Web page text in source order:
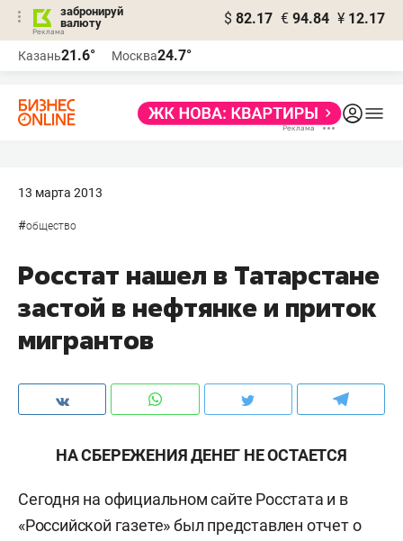
забронируй
валюту
$ 82.17 € 94.84 ¥ 12.17
Казань21.6° Москва24.7°
13 марта 2013
#общество
Росстат нашел в Татарстане
застой в нефтянке и приток
мигрантов
НА СБЕРЕЖЕНИЯ ДЕНЕГ НЕ ОСТАЕТСЯ
Сегодня на официальном сайте Росстата и в
«Российской газете» был представлен отчет о